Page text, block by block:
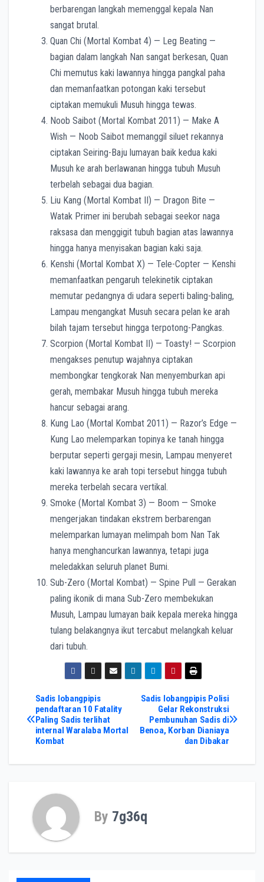
berbarengan langkah memenggal kepala Nan
sangat brutal.
Quan Chi (Mortal Kombat 4) — Leg Beating —
bagian dalam langkah Nan sangat berkesan, Quan
Chi memutus kaki lawannya hingga pangkal paha
dan memanfaatkan potongan kaki tersebut
ciptakan memukuli Musuh hingga tewas.
Noob Saibot (Mortal Kombat 2011) — Make A
Wish — Noob Saibot memanggil siluet rekannya
ciptakan Seiring-Baju lumayan baik kedua kaki
Musuh ke arah berlawanan hingga tubuh Musuh
terbelah sebagai dua bagian.
Liu Kang (Mortal Kombat II) — Dragon Bite —
Watak Primer ini berubah sebagai seekor naga
raksasa dan menggigit tubuh bagian atas lawannya
hingga hanya menyisakan bagian kaki saja.
Kenshi (Mortal Kombat X) — Tele-Copter — Kenshi
memanfaatkan pengaruh telekinetik ciptakan
memutar pedangnya di udara seperti baling-baling,
Lampau mengangkat Musuh secara pelan ke arah
bilah tajam tersebut hingga terpotong-Pangkas.
Scorpion (Mortal Kombat II) — Toasty! — Scorpion
mengakses penutup wajahnya ciptakan
membongkar tengkorak Nan menyemburkan api
gerah, membakar Musuh hingga tubuh mereka
hancur sebagai arang.
Kung Lao (Mortal Kombat 2011) — Razor’s Edge —
Kung Lao melemparkan topinya ke tanah hingga
berputar seperti gergaji mesin, Lampau menyeret
kaki lawannya ke arah topi tersebut hingga tubuh
mereka terbelah secara vertikal.
Smoke (Mortal Kombat 3) — Boom — Smoke
mengerjakan tindakan ekstrem berbarengan
melemparkan lumayan melimpah bom Nan Tak
hanya menghancurkan lawannya, tetapi juga
meledakkan seluruh planet Bumi.
Sub-Zero (Mortal Kombat) — Spine Pull — Gerakan
paling ikonik di mana Sub-Zero membekukan
Musuh, Lampau lumayan baik kepala mereka hingga
tulang belakangnya ikut tercabut melangkah keluar
dari tubuh.
Post
navigation
Sadis lobangpipis Polisi
Gelar Rekonstruksi
Pembunuhan Sadis di
Benoa, Korban Dianiaya
dan Dibakar
Sadis lobangpipis
pendaftaran 10 Fatality
Paling Sadis terlihat
internal Waralaba Mortal
Kombat
By 7g36q